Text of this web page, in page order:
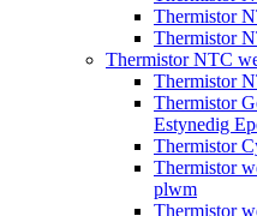
Thermistor
Thermistor
Thermistor NTC
Thermistor
Thermistor
Estynedig
Thermistor
Thermistor
plwm
Thermistor